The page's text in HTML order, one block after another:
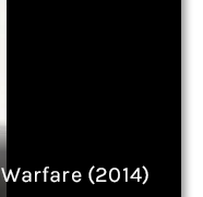
(2014)